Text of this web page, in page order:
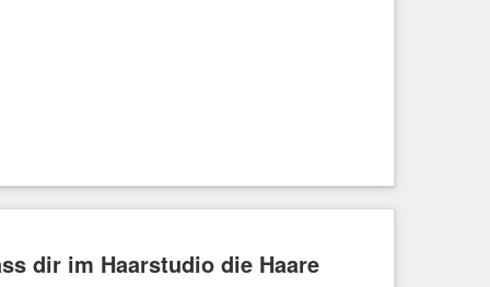
,#Archäologie,#archeology,#Vorgeschichte,
Eder-Kreis,#Nordhessen,#Hessen,#fedibikes,
dir im Haarstudio die Haare